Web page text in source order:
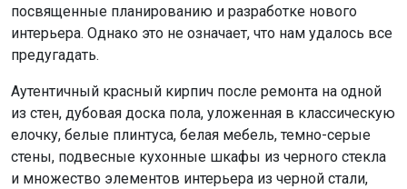
посвященные планированию и разработке нового
интерьера. Однако это не означает, что нам удалось все
предугадать.
Аутентичный красный кирпич после ремонта на одной
из стен, дубовая доска пола, уложенная в классическую
елочку, белые плинтуса, белая мебель, темно-серые
стены, подвесные кухонные шкафы из черного стекла
и множество элементов интерьера из черной стали,